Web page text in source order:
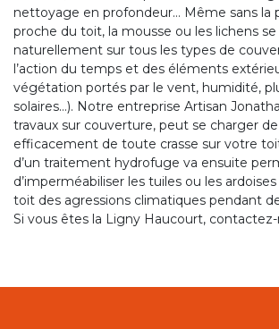
nettoyage en profondeur… Même sans la
proche du toit, la mousse ou les lichens
naturellement sur tous les types de
l’action du temps et des éléments
végétation portés par le vent, humidité,
solaires…). Notre entreprise Artisan
travaux sur couverture, peut se charger
efficacement de toute crasse sur votre
d’un traitement hydrofuge va ensuite
d’imperméabiliser les tuiles ou les
toit des agressions climatiques pendant
Si vous êtes la Ligny Haucourt, contactez-